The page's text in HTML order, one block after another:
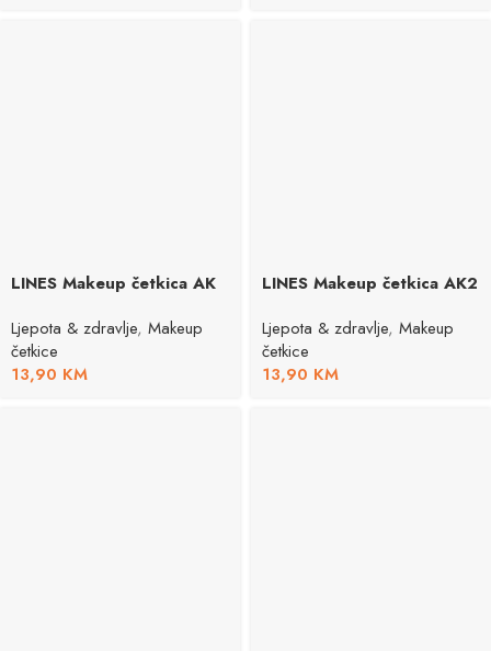
LINES Makeup četkica AK
Ljepota & zdravlje, Makeup
četkice
13,90 KM
LINES Makeup četkica AK2
Ljepota & zdravlje, Makeup
četkice
13,90 KM